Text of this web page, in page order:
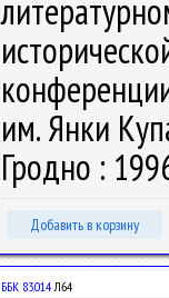
им. Янки
Гродно :
Добавить в корзину
ББК 83.014Л64